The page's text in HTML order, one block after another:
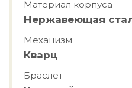
Материал корпуса
Нержавеющая
Механизм
Кварц
Браслет